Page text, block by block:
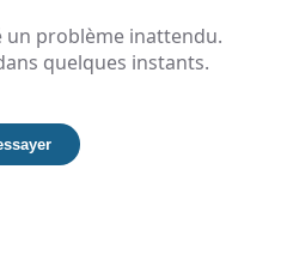
problème inattendu.
quelques instants.